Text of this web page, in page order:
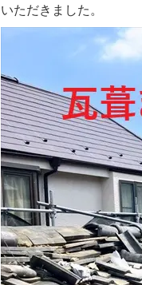
いただきました。